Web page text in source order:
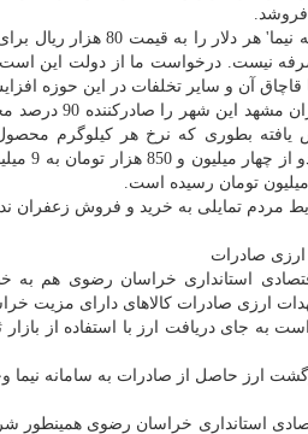
وی افزود: از جانب دیگر
نیست. درخواست ما از دولت این
آن و سایر تخلفات در این حوزه
رئیس اتحادیه
مردم تمایلی به خرید و فروش زعفران
صادرات
استانداری خراسان رضوی هم به
ارزی صادرات كالاهای دارای مزیت
به جای دریافت ارز با استفاده از
ارز حاصل از صادرات به سامانه نیما
استانداری خراسان رضوی همینطور